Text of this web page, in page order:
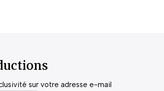
sur votre adresse e-mail